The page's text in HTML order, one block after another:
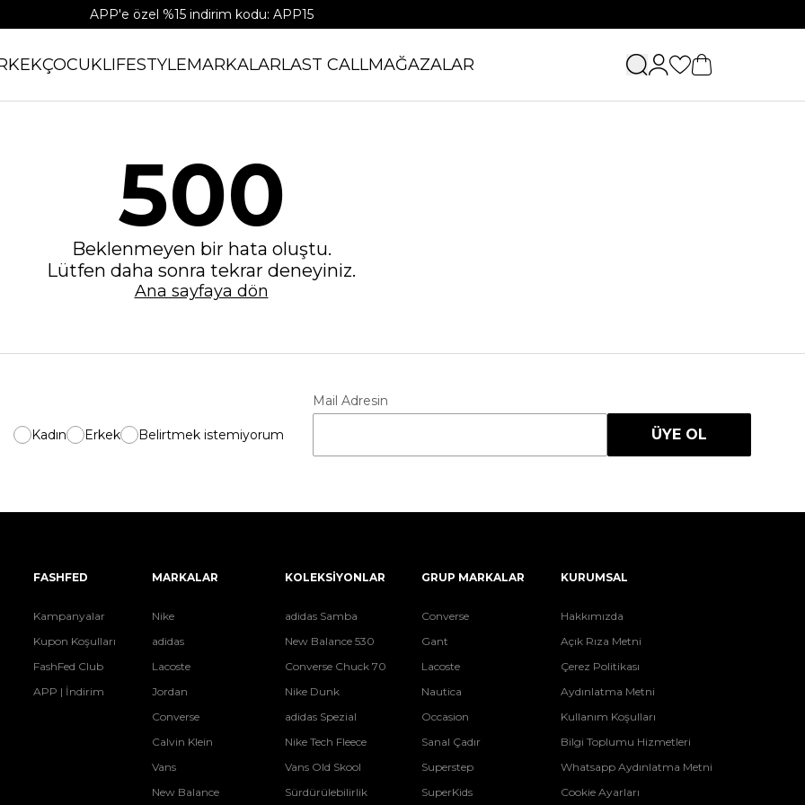
APP'e özel %15 indirim kodu: APP15
ÇOCUKLIFESTYLEMARKALARLAST CALLMAĞAZALAR
500
Beklenmeyen bir hata oluştu.
Lütfen daha sonra tekrar deneyiniz.
Ana sayfaya dön
Kadın Erkek Belirtmek istemiyorum
Mail Adresin
ÜYE OL
FASHFED
Kampanyalar
Kupon Koşulları
FashFed Club
APP | İndirim
MARKALAR
Nike
adidas
Lacoste
Jordan
Converse
Calvin Klein
Vans
New Balance
KOLEKSİYONLAR
adidas Samba
New Balance 530
Converse Chuck 70
Nike Dunk
adidas Spezial
Nike Tech Fleece
Vans Old Skool
Sürdürülebilirlik
GRUP MARKALAR
Converse
Gant
Lacoste
Nautica
Occasion
Sanal Çadır
Superstep
SuperKids
KURUMSAL
Hakkımızda
Açık Rıza Metni
Çerez Politikası
Aydınlatma Metni
Kullanım Koşulları
Bilgi Toplumu Hizmetleri
Whatsapp Aydınlatma Metni
Cookie Ayarları